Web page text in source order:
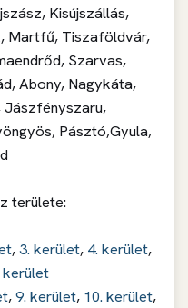
Kisújszállás,
Martfű, Tiszaföldvár,
Szarvas,
Abony, Nagykáta,
Jászfényszaru,
Pásztó,Gyula,
területe:
,3. kerület, 4. kerület,
kerület
,9. kerület, 10. kerület,